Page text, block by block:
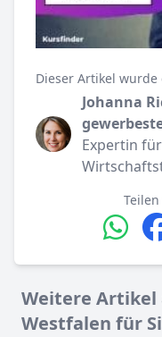
Dieser Artikel
Johanna
Expertin
Weitere Artikel
Westfalen für